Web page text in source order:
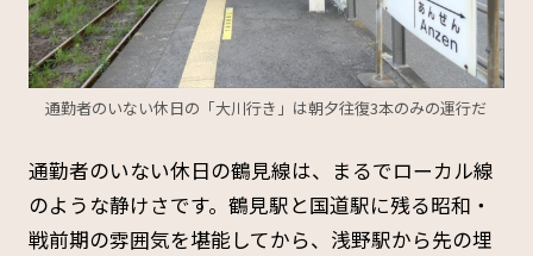
通勤者のいない休日の「大川行き」は朝夕往復3本のみの運行だ
通勤者のいない休日の鶴見線は、まるでローカル線
のような静けさです。鶴見駅と国道駅に残る昭和・
戦前期の雰囲気を堪能してから、浅野駅から先の埋